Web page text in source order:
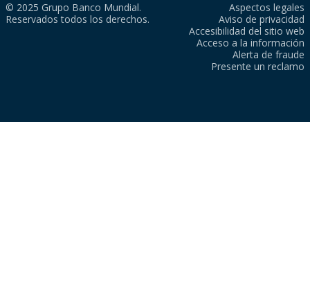
© 2025 Grupo Banco Mundial.
Reservados todos los derechos.
Aspectos legales
Aviso de privacidad
Accesibilidad del sitio web
Acceso a la información
Alerta de fraude
Presente un reclamo